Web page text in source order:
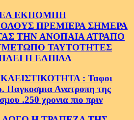
ΕΚΠΟΜΠΗ
ΠΡΕΜΙΕΡΑ ΣΗΜΕΡΑ
ΤΗΝ ΑΝΟΠΑΙΑ ΑΤΡΑΠΟ
ΤΑΥΤΟΤΗΤΕΣ
Η ΕΛΠΙΔΑ
: Ταφοι
Παγκοσμια Ανατροπη της
.250 χρονια πιο πριν